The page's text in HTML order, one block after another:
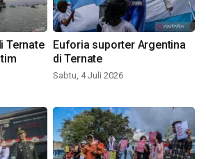
Ternate
Euforia suporter Argentina
di Ternate
Sabtu, 4 Juli 2026